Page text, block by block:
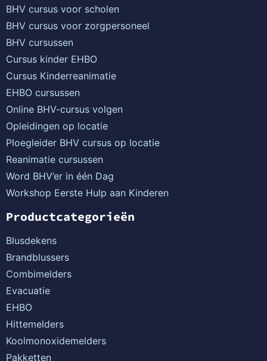
BHV cursus voor scholen
BHV cursus voor zorgpersoneel
BHV cursussen
Cursus kinder EHBO
Cursus Kinderreanimatie
EHBO cursussen
Online BHV-cursus volgen
Opleidingen op locatie
Ploegleider BHV cursus op locatie
Reanimatie cursussen
Word BHV’er in één Dag
Workshop Eerste Hulp aan Kinderen
Productcategorieën
Blusdekens
Brandblussers
Combimelders
Evacuatie
EHBO
Hittemelders
Koolmonoxidemelders
Pakketten